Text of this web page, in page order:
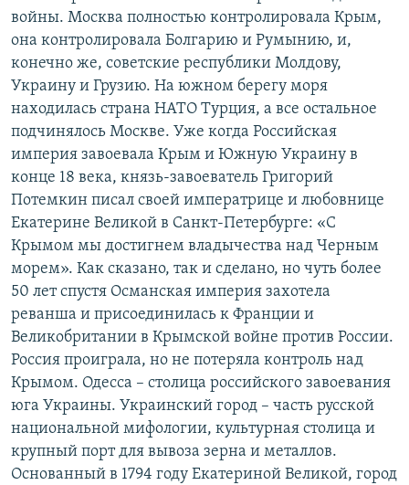
войны. Москва полностью контролировала Крым,
она контролировала Болгарию и Румынию, и,
конечно же, советские республики Молдову,
Украину и Грузию. На южном берегу моря
находилась страна НАТО Турция, а все остальное
подчинялось Москве. Уже когда Российская
империя завоевала Крым и Южную Украину в
конце 18 века, князь-завоеватель Григорий
Потемкин писал своей императрице и любовнице
Екатерине Великой в Санкт-Петербурге: «С
Крымом мы достигнем владычества над Черным
морем». Как сказано, так и сделано, но чуть более
50 лет спустя Османская империя захотела
реванша и присоединилась к Франции и
Великобритании в Крымской войне против России.
Россия проиграла, но не потеряла контроль над
Крымом. Одесса – столица российского завоевания
юга Украины. Украинский город – часть русской
национальной мифологии, культурная столица и
крупный порт для вывоза зерна и металлов.
Основанный в 1794 году Екатериной Великой, город